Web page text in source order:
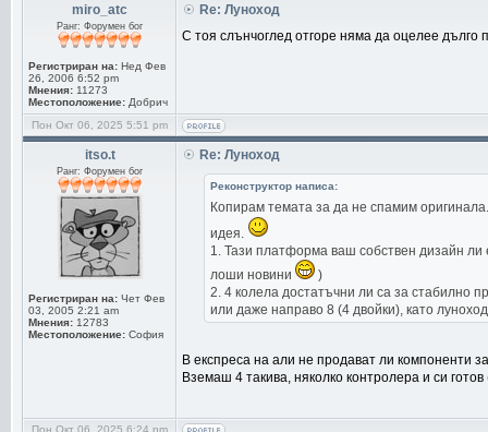
miro_atc
Ранг: Форумен бог
Регистриран на: Нед Фев
26, 2006 6:52 pm
Мнения: 11273
Местоположение: Добрич
Re: Луноход
С тоя слънчоглед отгоре няма да оцелее дълго
Пон Окт 06, 2025 5:51 pm
itso.t
Ранг: Форумен бог
Регистриран на: Чет Фев
03, 2005 2:21 am
Мнения: 12783
Местоположение: София
Re: Луноход
Реконструктор написа:
Копирам темата за да не спамим
идея.
1. Тази платформа ваш собствен дизайн ли
лоши новини
)
2. 4 колела достатъчни ли са за стабилно
или даже направо 8 (4 двойки), като
В експреса на али не продават ли компоненти
Вземаш 4 такива, няколко контролера и си
Пон Окт 06, 2025 6:24 pm